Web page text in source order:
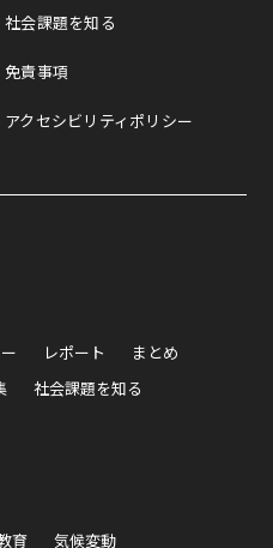
社会課題を知る
免責事項
アクセシビリティポリシー
レポート
まとめ
社会課題を知る
育 気候変動